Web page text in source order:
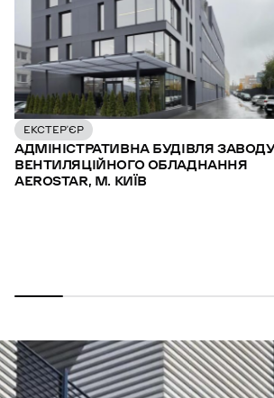
ЕКСТЕР’ЄР
АДМІНІСТРАТИВНА БУДІВЛЯ
ВЕНТИЛЯЦІЙНОГО ОБЛАДНАННЯ
AEROSTAR, М. КИЇВ